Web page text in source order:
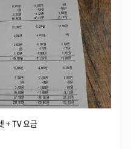
+ TV 요금